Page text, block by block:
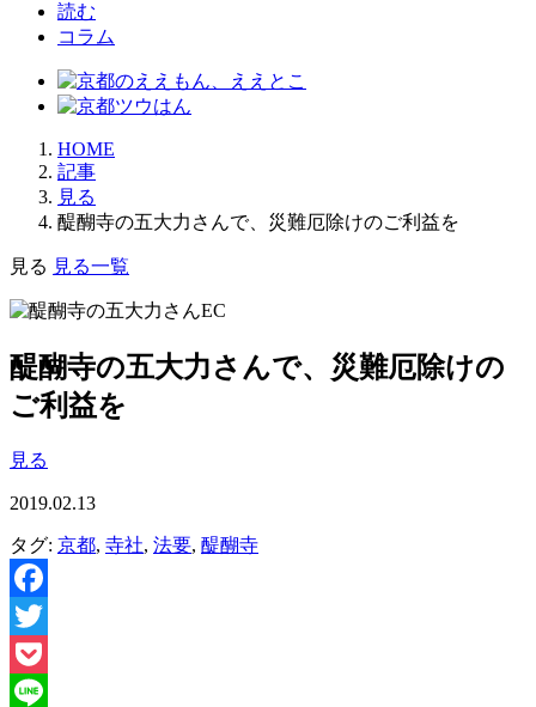
読む
コラム
HOME
記事
見る
醍醐寺の五大力さんで、災難厄除けのご利益を
見る 見る一覧
醍醐寺の五大力さんで、災難厄除けの
ご利益を
見る
2019.02.13
タグ: 京都, 寺社, 法要, 醍醐寺
Facebook
Twitter
Pocket